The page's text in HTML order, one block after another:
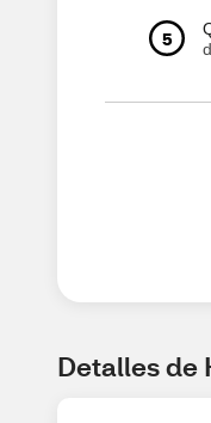
5
Detalles de